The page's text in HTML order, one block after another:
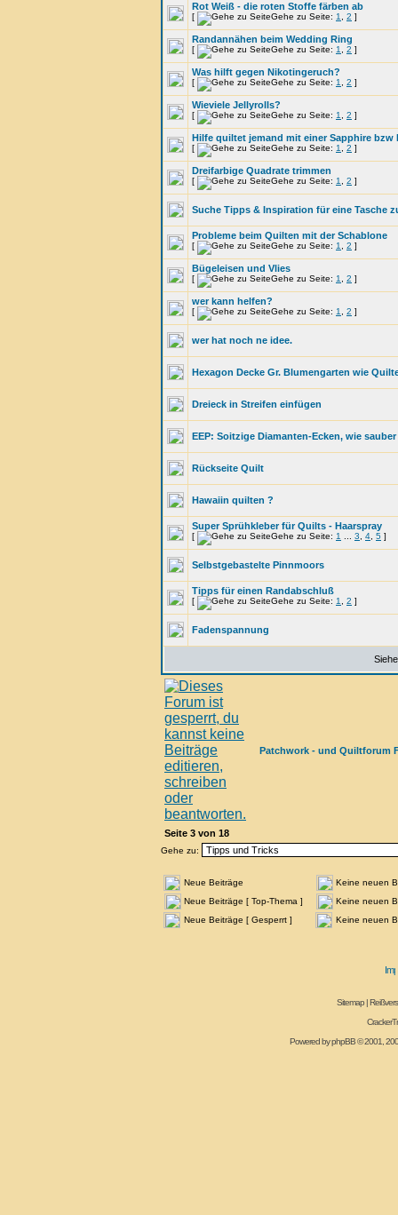
Rot Weiß - die roten Stoffe färben ab
[ Gehe zu Seite: 1 2 ]
Randannähen beim Wedding Ring
[ Gehe zu Seite: 1 2 ]
Was hilft gegen Nikotingeruch?
[ Gehe zu Seite: 1 2 ]
Wieviele Jellyrolls?
[ Gehe zu Seite: 1 2 ]
Hilfe quiltet jemand mit einer Sapphire bzw
[ Gehe zu Seite: 1 2 ]
Dreifarbige Quadrate trimmen
[ Gehe zu Seite: 1 2 ]
Suche Tipps & Inspiration für eine Tasche
Probleme beim Quilten mit der Schablone
[ Gehe zu Seite: 1 2 ]
Bügeleisen und Vlies
[ Gehe zu Seite: 1 2 ]
wer kann helfen?
[ Gehe zu Seite: 1 2 ]
wer hat noch ne idee.
Hexagon Decke Gr. Blumengarten wie
Dreieck in Streifen einfügen
EEP: Soitzige Diamanten-Ecken, wie
Rückseite Quilt
Hawaiin quilten ?
Super Sprühkleber für Quilts - Haarspray
[ Gehe zu Seite: 1 3 4 5 ]
Selbstgebastelte Pinnmoors
Tipps für einen Randabschluß
[ Gehe zu Seite: 1 2 ]
Fadenspannung
Patchwork - und Quiltforum
Seite 3 von 18
Gehe zu:
Neue Beiträge
Keine neuen
Neue Beiträge [ Top-Thema ]
Keine neuen
Neue Beiträge [ Gesperrt ]
Keine neuen
Sitemap|
Powered byphpBB© 2001,